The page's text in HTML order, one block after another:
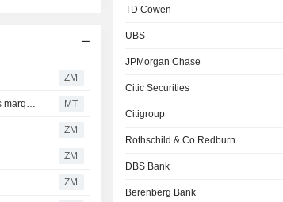
ZM
Le redressement d'Estée Lauder s'accélère grâce à l'amélioration de ses marques phares, selon RBC MT
ZM
ZM
ZM
TD Cowen
UBS
JPMorgan Chase
Citic Securities
Citigroup
Rothschild & Co Redburn
DBS Bank
Berenberg Bank